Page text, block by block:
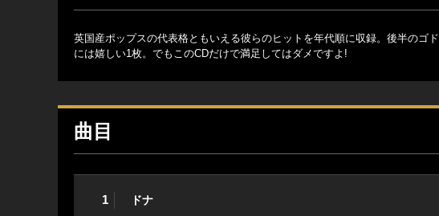
英国産ポップスの代表格ともいえる彼らのヒットを年代順に収録。後半のゴ
には嬉しい1枚。でもこのCDだけで満足してはダメですよ!
曲目
1 ドナ